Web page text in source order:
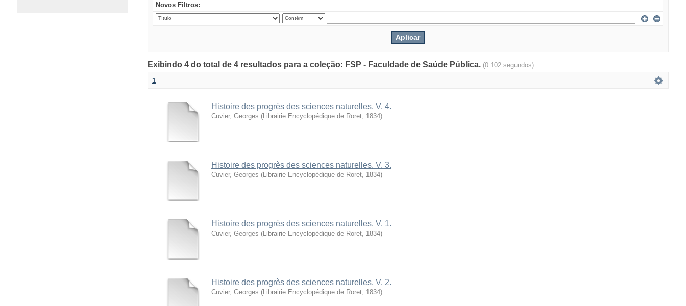
Novos Filtros:
Exibindo 4 do total de 4 resultados para a coleção: FSP - Faculdade de Saúde Pública. (0.102 segundos)
1
Histoire des progrès des sciences naturelles. V. 4.
Cuvier, Georges (Librairie Encyclopédique de Roret, 1834)
Histoire des progrès des sciences naturelles. V. 3.
Cuvier, Georges (Librairie Encyclopédique de Roret, 1834)
Histoire des progrès des sciences naturelles. V. 1.
Cuvier, Georges (Librairie Encyclopédique de Roret, 1834)
Histoire des progrès des sciences naturelles. V. 2.
Cuvier, Georges (Librairie Encyclopédique de Roret, 1834)